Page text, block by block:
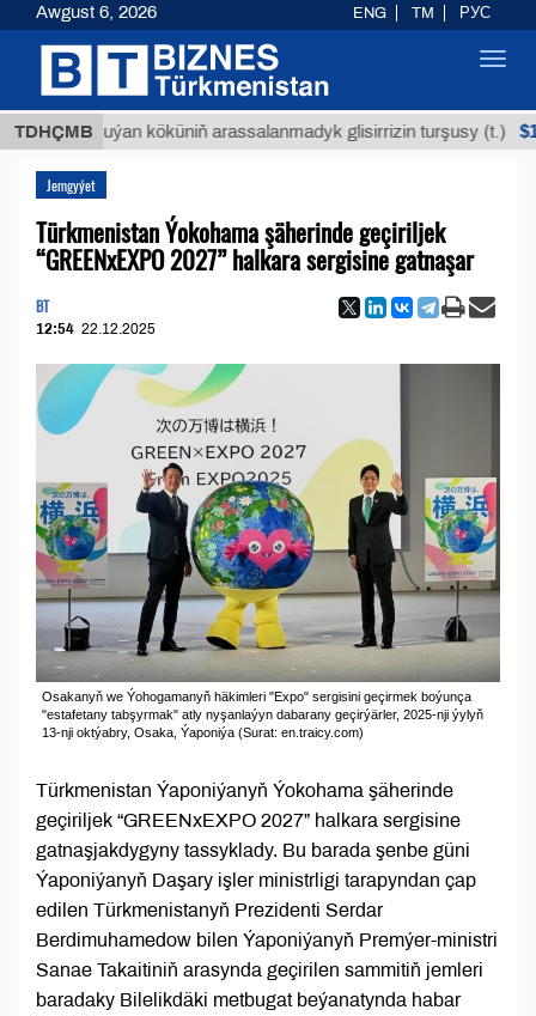
TDHÇMB
Buýan köküniň arassalanmadyk glisirrizin turşusy (t.)
Jemgyýet
Türkmenistan Ýokohama şäherinde geçiriljek
“GREENxEXPO 2027” halkara sergisine gatnaşar
BT
12:54 22.12.2025
Osakanyň we Ýohogamanyň häkimleri "Expo" sergisini geçirmek boýunça
"estafetany tabşyrmak" atly nyşanlaýyn dabarany geçirýärler, 2025-nji ýylyň
13-nji oktýabry, Osaka, Ýaponiýa (Surat: en.traicy.com)
Türkmenistan Ýaponiýanyň Ýokohama şäherinde
geçiriljek “GREENxEXPO 2027” halkara sergisine
gatnaşjakdygyny tassyklady. Bu barada şenbe güni
Ýaponiýanyň Daşary işler ministrligi tarapyndan çap
edilen Türkmenistanyň Prezidenti Serdar
Berdimuhamedow bilen Ýaponiýanyň Premýer-ministri
Sanae Takaitiniň arasynda geçirilen sammitiň jemleri
baradaky Bilelikdäki metbugat beýanatynda habar
Awgust 6, 2026 ENG TM РУС